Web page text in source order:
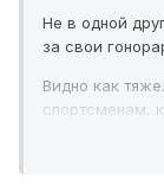
Не в одной
за свои
Видно как
спортсменам,